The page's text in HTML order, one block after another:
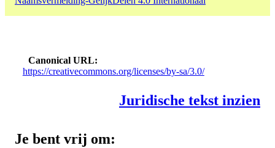
Canonical URL
https://creativecommons.org/licenses/by-sa/3.0/
Juridische tekst inzien
Je bent vrij om: